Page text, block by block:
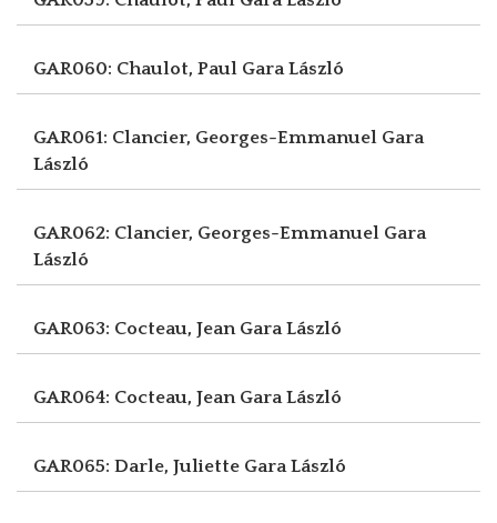
GAR060: Chaulot, Paul Gara László
GAR061: Clancier, Georges-Emmanuel Gara
László
GAR062: Clancier, Georges-Emmanuel Gara
László
GAR063: Cocteau, Jean Gara László
GAR064: Cocteau, Jean Gara László
GAR065: Darle, Juliette Gara László